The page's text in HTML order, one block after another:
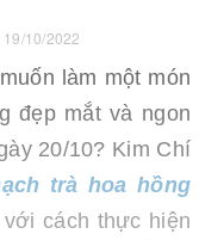
19/10/2022
làm một món
đẹp mắt và ngon
20/10? Kim Chí
trà hoa hồng
cách thực hiện